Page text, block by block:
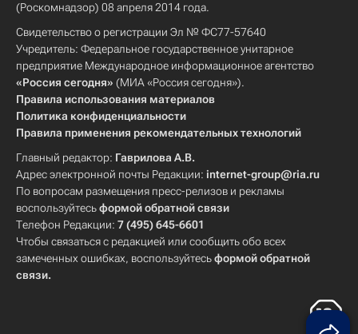
(Роскомнадзор) 08 апреля 2014 года.
Свидетельство о регистрации Эл № ФС77-57640
Учредитель: Федеральное государственное унитарное
предприятие Международное информационное агентство
«Россия сегодня» (МИА «Россия сегодня»).
Правила использования материалов
Политика конфиденциальности
Правила применения рекомендательных технологий
Главный редактор: Гаврилова А.В.
Адрес электронной почты Редакции: internet-group@ria.ru
По вопросам размещения пресс-релизов и рекламы
воспользуйтесьформой обратной связи
Телефон Редакции: 7 (495) 645-6601
Чтобы связаться с редакцией или сообщить обо всех
замеченных ошибках, воспользуйтесьформой обратной
связи.